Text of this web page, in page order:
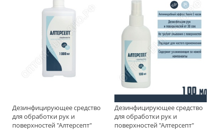
Дезинфицирующее средство
для обработки рук и
поверхностей "Алтерсепт"
Дезинфицирующее средство
для обработки рук и
поверхностей "Алтерсепт"